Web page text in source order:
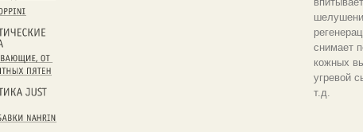
снимает
кожных
угревой
т.д.